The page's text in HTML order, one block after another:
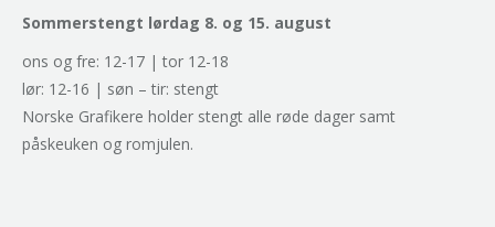
Sommerstengt lørdag 8. og 15. august
ons og fre: 12-17 | tor 12-18
lør: 12-16 | søn – tir: stengt
Norske Grafikere holder stengt alle røde dager samt
påskeuken og romjulen.